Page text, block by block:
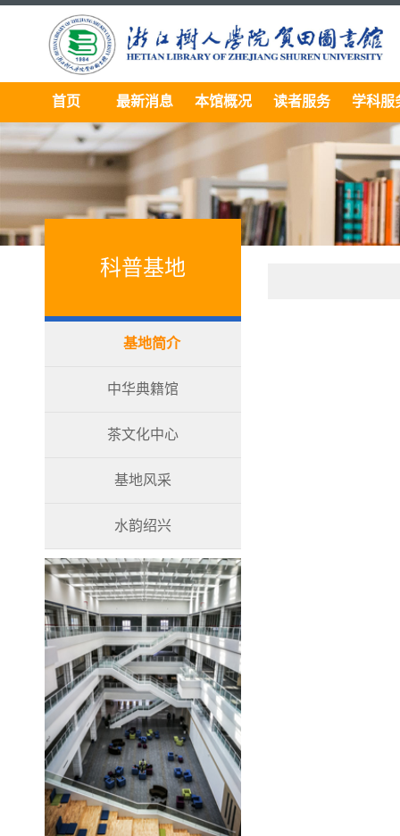
首页 最新消息 本馆概况 读者服务 学科服
科普基地
基地简介
中华典籍馆
茶文化中心
基地风采
水韵绍兴